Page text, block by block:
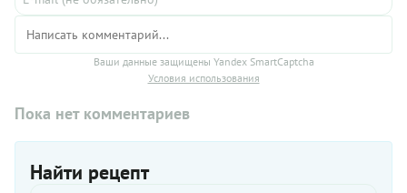
Ваши данные защищены Yandex SmartCaptcha
Условия использования
Пока нет комментариев
Найти рецепт